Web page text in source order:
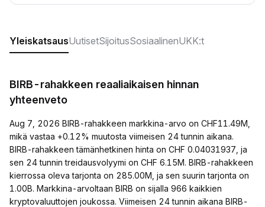
YleiskatsausUutisetSijoitusSosiaalinenUKK:t
BIRB-rahakkeen reaaliaikaisen hinnan
yhteenveto
Aug 7, 2026 BIRB-rahakkeen markkina-arvo on CHF11.49M,
mikä vastaa +0.12% muutosta viimeisen 24 tunnin aikana.
BIRB-rahakkeen tämänhetkinen hinta on CHF 0.04031937, ja
sen 24 tunnin treidausvolyymi on CHF 6.15M. BIRB-rahakkeen
kierrossa oleva tarjonta on 285.00M, ja sen suurin tarjonta on
1.00B. Markkina-arvoltaan BIRB on sijalla 966 kaikkien
kryptovaluuttojen joukossa. Viimeisen 24 tunnin aikana BIRB-